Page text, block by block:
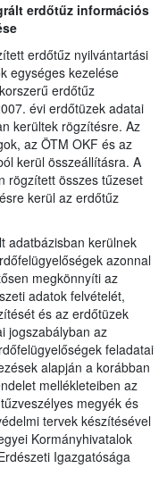
erdőtűz információs
erdőtűz nyilvántartási
egységes kezelése
erdőtűz
évi erdőtüzek adatai
kerültek rögzítésre. Az
az ÖTM OKF és az
kerül összeállításra. A
rögzített összes tűzeset
kerül az erdőtűz
adatbázisban kerülnek
azonnal
megkönnyíti az
adatok felvételét,
és az erdőtüzek
jogszabályban az
feladatai
alapján a korábban
mellékleteiben az
megyék és
tervek készítésével
Kormányhivatalok
Igazgatósága